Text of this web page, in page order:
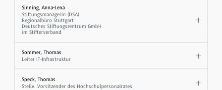
Sinning, Anna-Lena
Stiftungsmanagerin (DSA)
Regionalbüro Stuttgart
Deutsches Stiftungszentrum GmbH
im Stifterverband
Sommer, Thomas
Leiter IT-Infrastruktur
Speck, Thomas
Stellv. Vorsitzender des Hochschulpersonalrates